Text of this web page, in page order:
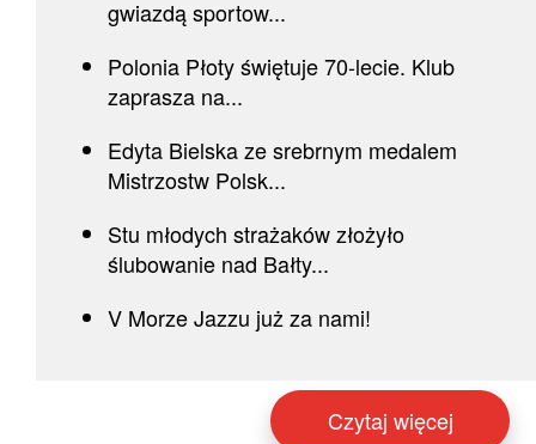
gwiazdą sportow...
Polonia Płoty świętuje 70-lecie. Klub
zaprasza na...
Edyta Bielska ze srebrnym medalem
Mistrzostw Polsk...
Stu młodych strażaków złożyło
ślubowanie nad Bałty...
V Morze Jazzu już za nami!
Czytaj więcej